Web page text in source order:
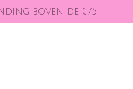
boven de €75